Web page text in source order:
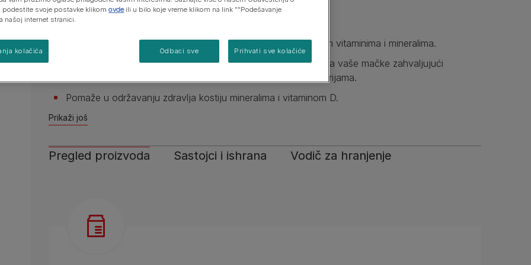
Pronađite svog psa Pronađite svoju mačku
Potvrđeno je smanjenje stvaranja kamenca do 40%*.
Podržava vitalnost vaše mačke zahvaljujući svim neophodnim vitaminima i mineralima.
Dokazano je da hrana pomaže u jačanju imunološkog sistema vaše mačke zahvaljujući
Lactobacillus (lactobacilli) — specifičnim funkcionalnim bakterijama.
Pomaže u održavanju zdravlja kostiju mineralima i vitaminom D.
Prikaži još
Pregled proizvoda Sastojci i ishrana Vodič za hranjenje
podestite svoje postavke klikom ovdeili u bilo koje vreme klikom na link ""Podešavanje
našoj internet stranici.
kolačića Odbaci sve Prihvati sve kolačiće